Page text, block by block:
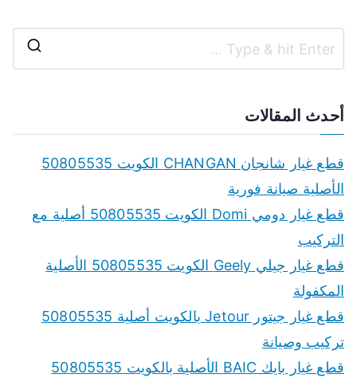
r
أحدث المقالات
قطع غيار شانجان CHANGAN الكويت 50805535
الأصلية صيانة فورية
قطع غيار دومي Domi الكويت 50805535 أصلية مع
التركيب
قطع غيار جيلي Geely الكويت 50805535 الأصلية
المكفولة
قطع غيار جيتور Jetour بالكويت أصلية 50805535
تركيب وصيانة
قطع غيار بايك BAIC الأصلية بالكويت 50805535